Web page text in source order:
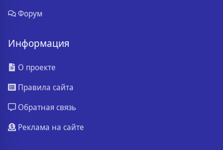
Форум
Информация
О проекте
Правила сайта
Обратная связь
Реклама на сайте